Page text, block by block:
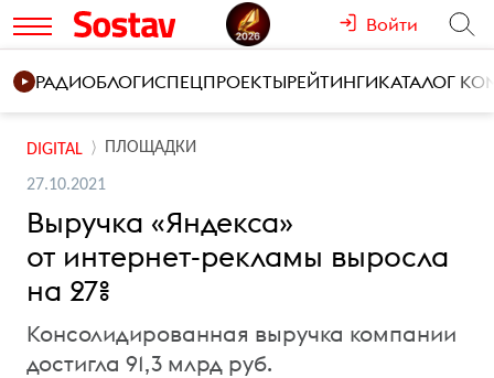
Войти
РАДИОБЛОГИСПЕЦПРОЕКТЫРЕЙТИНГИКАТАЛОГ
DIGITAL ПЛОЩАДКИ
27.10.2021
Выручка «Яндекса»
от интернет-рекламы выросла
на 27%
Консолидированная выручка компании
достигла 91,3 млрд руб.